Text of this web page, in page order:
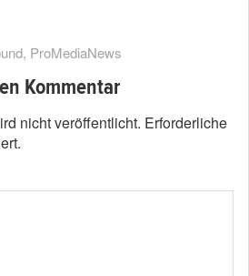
, ProMediaNews
Kommentar
nicht veröffentlicht. Erforderliche